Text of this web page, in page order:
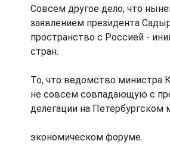
Совсем другое дело, что
заявлением президента
пространство с Россией -
стран.
То, что ведомство министра
не совсем совпадающую с
делегации на
экономическом форуме.